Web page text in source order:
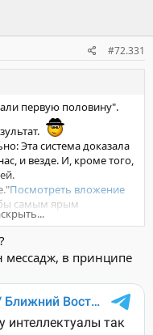
#72.331
первую половину".
Эта система доказала
и везде. И, кроме того,
Посмотреть вложение
самым ярым
мессадж, в принципе